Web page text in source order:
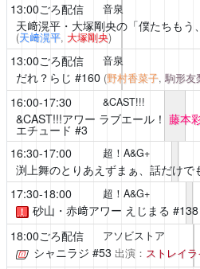
13:00ごろ配信 音泉
天﨑滉平・大塚剛央の「僕たちもう
(天﨑滉平, 大塚剛央)
13:00ごろ配信 音泉
だれ？らじ #160 (野村香菜子, 駒形友
16:00-17:30 &CAST!!!
&CAST!!!アワー ラブエール！ 藤本
エチュード #3
16:30-17:00
超！A&G+
渕上舞のとりあえずまぁ、話だけで
17:30-18:00 超！A&G+
！ 砂山・赤﨑アワー えじまる #138
18:00ごろ配信 アソビストア
シャニラジ #53 出演： ストレイラ